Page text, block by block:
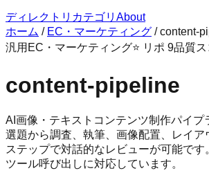
ディレクトリ カテゴリ About
ホーム / EC・マーケティング /content-
汎用 EC・マーケティング⭐ リポ 9品質ス
content-pipeline
AI画像・テキストコンテンツ制作パイプ
選題から調査、執筆、画像配置、レイア
ステップで対話的なレビューが可能です
ツール呼び出しに対応しています。